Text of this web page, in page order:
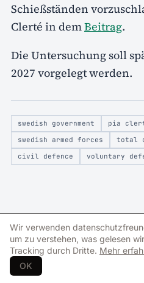
Schießständen
Clerté in demBeitrag.
Die Untersuchung soll
2027 vorgelegt werden.
swedish government pia
swedish armed forces
total
civil defence
voluntary
FAQ
Common questions
Questions and answers generated
Wir verwenden
um zu verstehen, was gelesen
Tracking durch Dritte. Mehr
OK